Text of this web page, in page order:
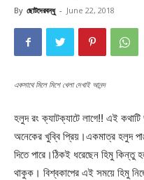
By ছোটদেরবন্ধু - June 22, 2018
একসাথে মিলে মিশে খেলা দেখাই আনন্দ
হলুদ রং ক্যাটক্যাটে লাগে!! এই
অনেকের খুব্বি প্রিয়।একমাত্র হলুদ
দিতে পারে।ঠিকই ধরেছেন হিমু
থাকুক। বিশ্বকাপের এই সময়ে হিমু